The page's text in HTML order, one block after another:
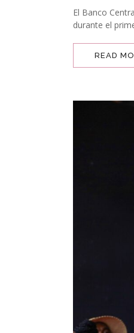
El Banco
durante el
READ